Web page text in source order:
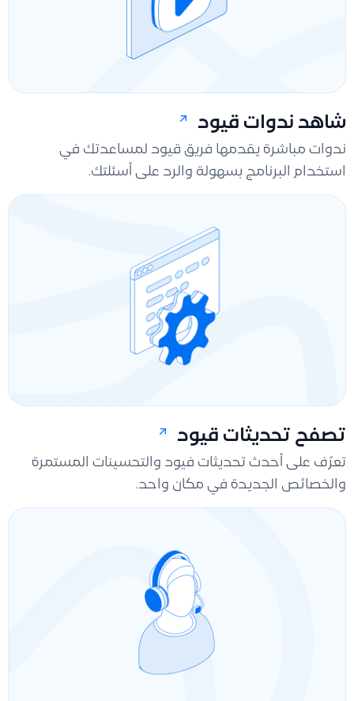
شاهد ندوات قيود
ندوات مباشرة يقدمها فريق قيود لمساعدتك في
استخدام البرنامج بسهولة والرد على أسئلتك.
تصفح تحديثات قيود
تعرّف على أحدث تحديثات فيود والتحسينات المستمرة
والخصائص الجديدة في مكان واحد.